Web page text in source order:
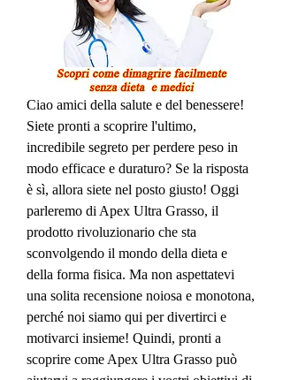
Ciao amici della salute e del benessere!
Siete pronti a scoprire l'ultimo,
incredibile segreto per perdere peso in
modo efficace e duraturo? Se la risposta
è sì, allora siete nel posto giusto! Oggi
parleremo di Apex Ultra Grasso, il
prodotto rivoluzionario che sta
sconvolgendo il mondo della dieta e
della forma fisica. Ma non aspettatevi
una solita recensione noiosa e monotona,
perché noi siamo qui per divertirci e
motivarci insieme! Quindi, pronti a
scoprire come Apex Ultra Grasso può